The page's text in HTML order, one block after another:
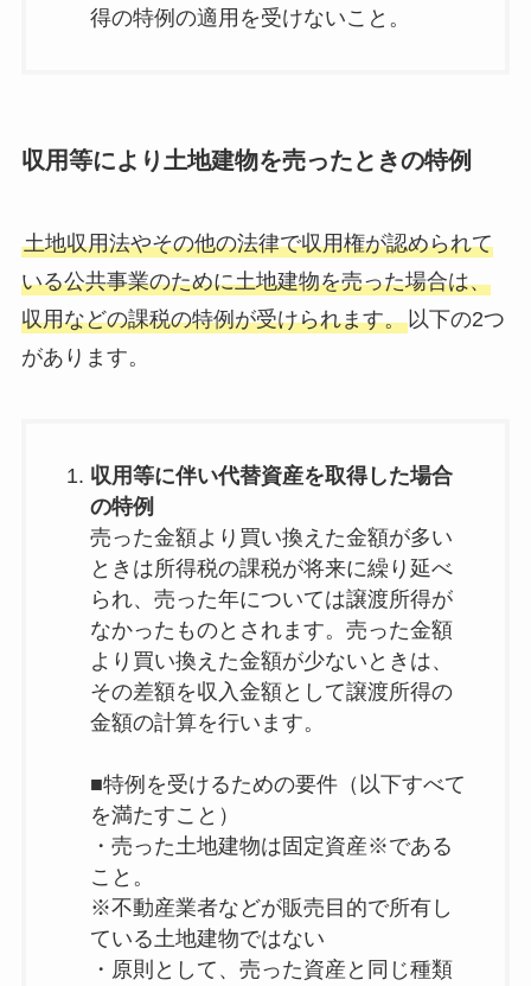
得の特例の適用を受けないこと。
収用等により土地建物を売ったときの特例
土地収用法やその他の法律で収用権が認められて
いる公共事業のために土地建物を売った場合は、
収用などの課税の特例が受けられます。以下の2つ
があります。
収用等に伴い代替資産を取得した場合
の特例
売った金額より買い換えた金額が多い
ときは所得税の課税が将来に繰り延べ
られ、売った年については譲渡所得が
なかったものとされます。売った金額
より買い換えた金額が少ないときは、
その差額を収入金額として譲渡所得の
金額の計算を行います。
■特例を受けるための要件（以下すべて
を満たすこと）
・売った土地建物は固定資産※である
こと。
※不動産業者などが販売目的で所有し
ている土地建物ではない
・原則として、売った資産と同じ種類